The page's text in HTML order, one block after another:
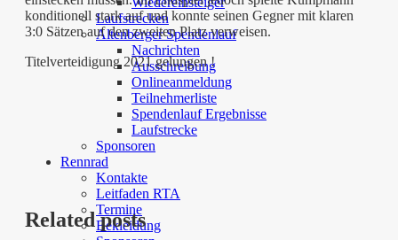
Laufstrecken
Altenberger Spendenlauf
Nachrichten
Ausschreibung
Onlineanmeldung
Teilnehmerliste
Spendenlauf Ergebnisse
Laufstrecke
Sponsoren
Rennrad
Kontakte
Leitfaden RTA
Termine
Bekleidung
konditionell stark auf und konnte seinen Gegner mit klaren
3:0 Sätzen auf den zweiten Platz verweisen.
Titelverteidigung 2021 gelungen !
Related posts